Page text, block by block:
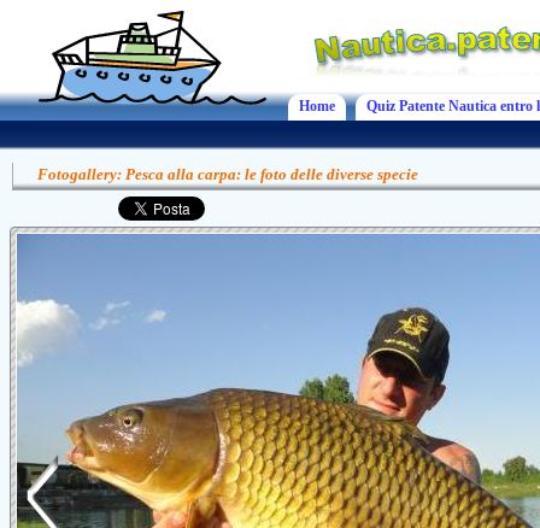
Home Quiz Patente Nautica entro
Fotogallery: Pesca alla carpa: le foto delle diverse specie